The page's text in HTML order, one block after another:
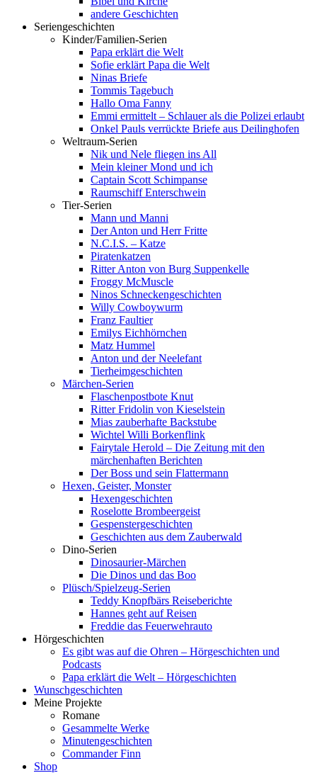
andere Geschichten
Seriengeschichten
Kinder/Familien-Serien
Papa erklärt die Welt
Sofie erklärt Papa die Welt
Ninas Briefe
Tommis Tagebuch
Hallo Oma Fanny
Emmi ermittelt – Schlauer als die Polizei erlaubt
Onkel Pauls verrückte Briefe aus Deilinghofen
Weltraum-Serien
Nik und Nele fliegen ins All
Mein kleiner Mond und ich
Captain Scott Schimpanse
Raumschiff Enterschwein
Tier-Serien
Mann und Manni
Der Anton und Herr Fritte
N.C.I.S. – Katze
Piratenkatzen
Ritter Anton von Burg Suppenkelle
Froggy McMuscle
Ninos Schneckengeschichten
Willy Cowboywurm
Franz Faultier
Emilys Eichhörnchen
Matz Hummel
Anton und der Neelefant
Tierheimgeschichten
Märchen-Serien
Flaschenpostbote Knut
Ritter Fridolin von Kieselstein
Mias zauberhafte Backstube
Wichtel Willi Borkenflink
Fairytale Herold – Die Zeitung mit den
märchenhaften Berichten
Der Boss und sein Flattermann
Hexen, Geister, Monster
Hexengeschichten
Roselotte Brombeergeist
Gespenstergeschichten
Geschichten aus dem Zauberwald
Dino-Serien
Dinosaurier-Märchen
Die Dinos und das Boo
Plüsch/Spielzeug-Serien
Teddy Knopfbärs Reiseberichte
Hannes geht auf Reisen
Freddie das Feuerwehrauto
Hörgeschichten
Es gibt was auf die Ohren – Hörgeschichten und
Podcasts
Papa erklärt die Welt – Hörgeschichten
Wunschgeschichten
Meine Projekte
Romane
Gesammelte Werke
Minutengeschichten
Commander Finn
Shop